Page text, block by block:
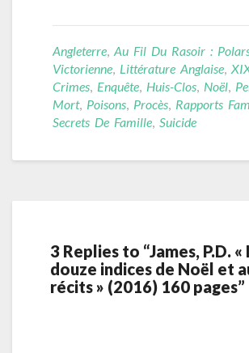
Angleterre Au Fil Du Rasoir :
Victorienne Littérature Anglaise
Crimes Enquête Huis-Clos Noël
Mort, Poisons Procès Rapports
Secrets De Famille Suicide
3 Replies to “James, P.D. «
douze indices de Noël et
récits » (2016) 160 pages”